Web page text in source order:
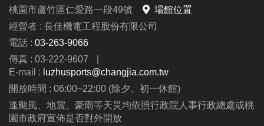
-FB : 桃園市蘆竹國民運動中心
-IG : @luzhusports
桃園市蘆竹區仁愛路一段49號
場館位置
經營者 : 長佳機電工程股份有限公司
電話 : 03-263-9066
傳真 : 03-222-9607
E-mail : luzhusports@changjia.com.tw
開放時間 : 06:00~22:00 (除夕、初一休館)
逢颱風、地震、豪雨等天災均依照行政院人事行政總處或桃
園市政府宣佈是否對外開放